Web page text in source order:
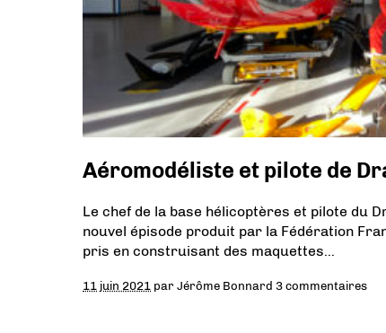
Aéromodéliste et pilote de
Le chef de la base hélicoptères et pilote du
nouvel épisode produit par la Fédération
pris en construisant des maquettes…
11 juin 2021 parJérôme Bonnard 3 commentaires